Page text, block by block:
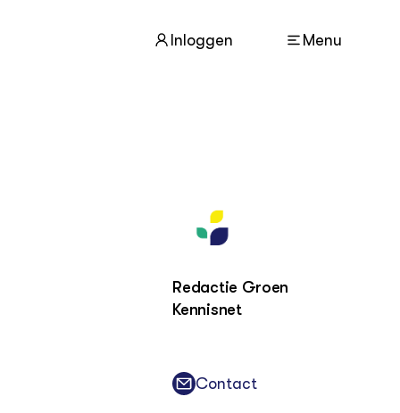
Inloggen Menu
Columns & BlogsRedactie Groen
Kennisnet
Contact